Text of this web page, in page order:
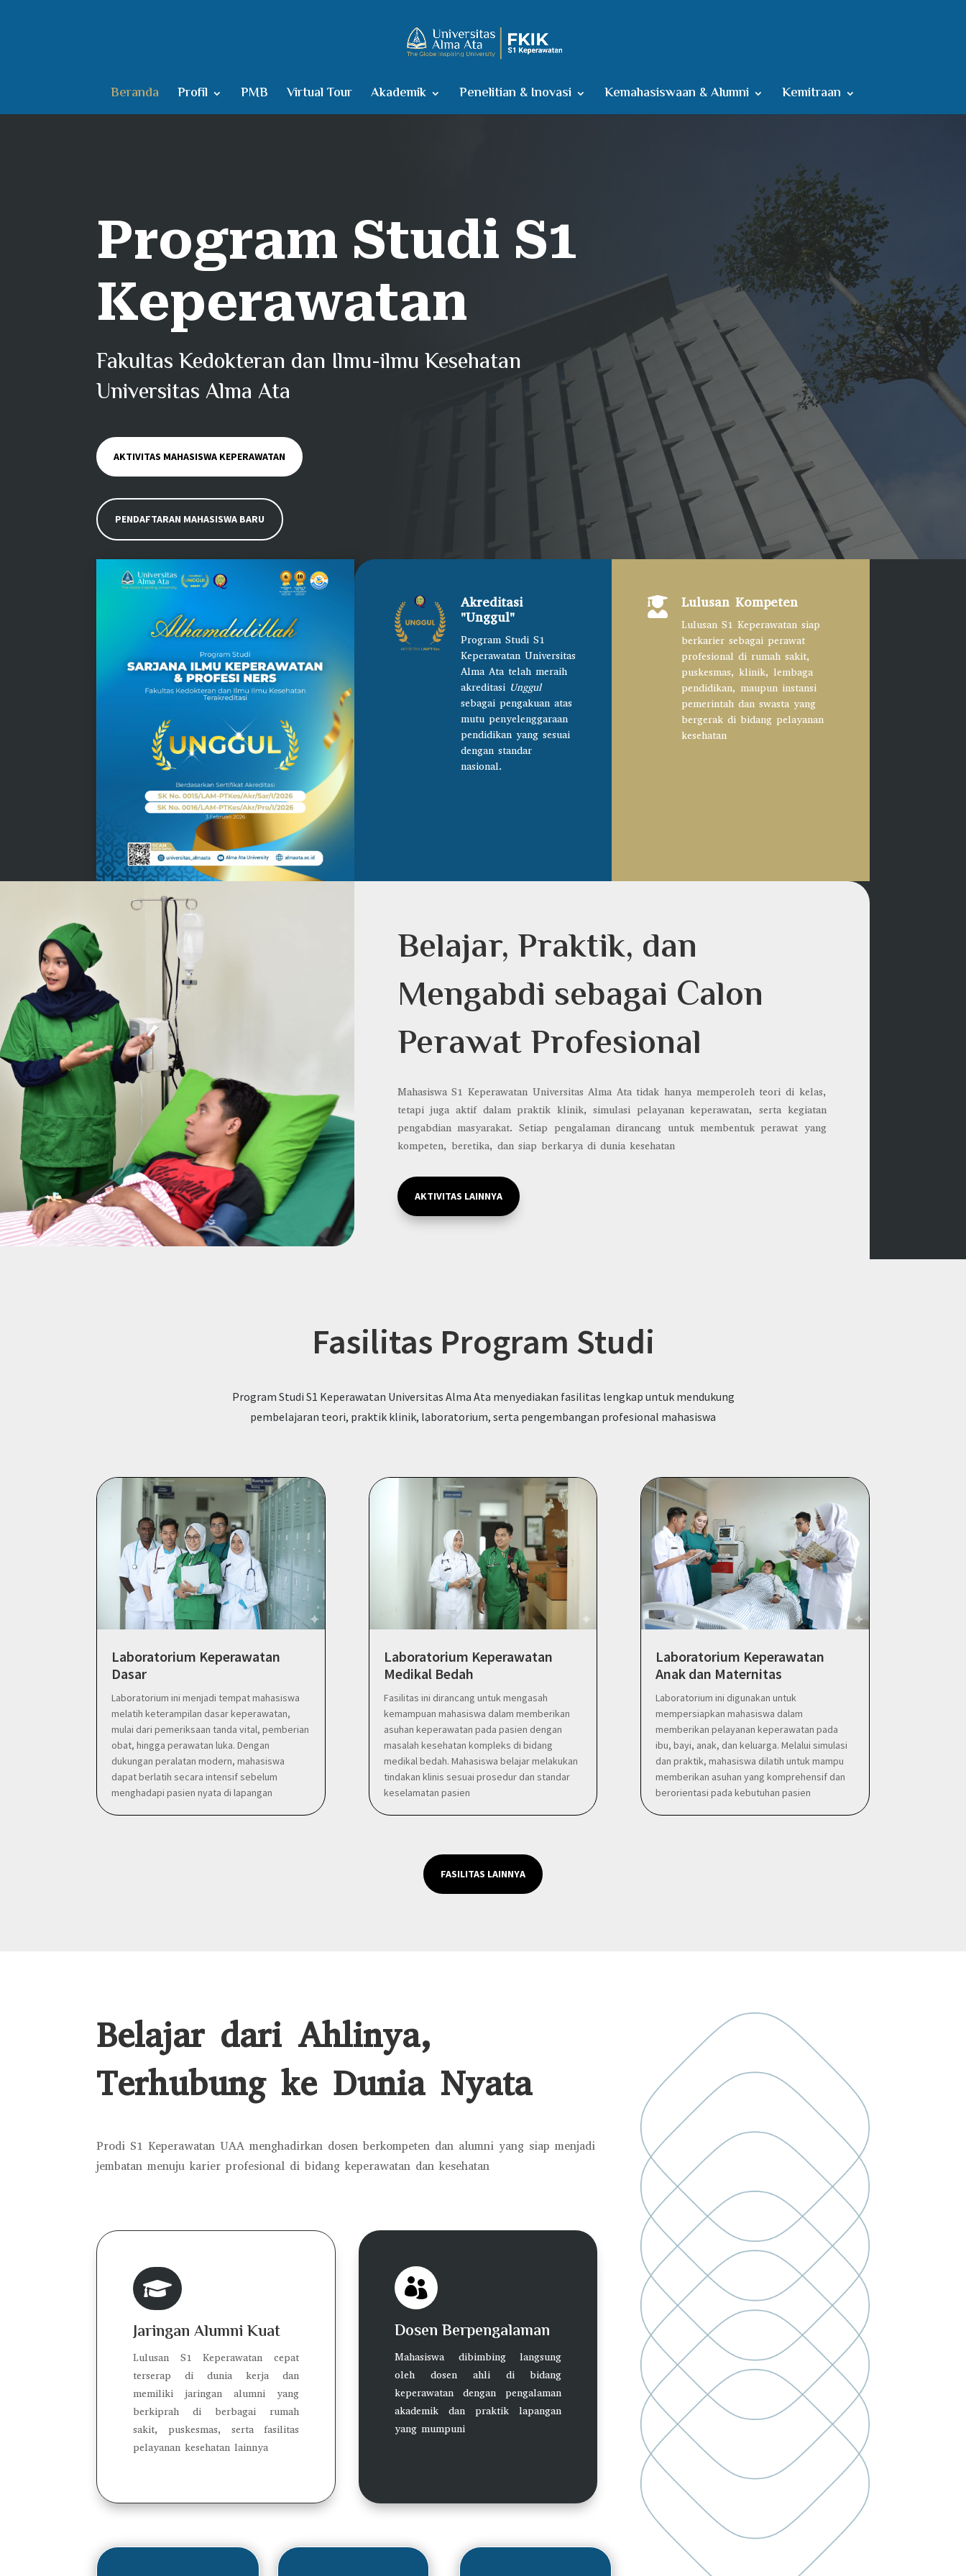
Beranda Profil PMB Virtual Tour Akademik Penelitian & Inovasi Kemahasiswaan & Alumni Kemitraan
Program Studi S1
Keperawatan
Fakultas Kedokteran dan Ilmu-ilmu Kesehatan
Universitas Alma Ata
AKTIVITAS MAHASISWA KEPERAWATAN
PENDAFTARAN MAHASISWA BARU
Akreditasi
"Unggul"
Program Studi S1
Keperawatan Universitas
Alma Ata telah meraih
akreditasi Unggul
sebagai pengakuan atas
mutu penyelenggaraan
pendidikan yang sesuai
dengan standar
nasional.
 Lulusan Kompeten
Lulusan S1 Keperawatan siap
berkarier sebagai perawat
profesional di rumah sakit,
puskesmas, klinik, lembaga
pendidikan, maupun instansi
pemerintah dan swasta yang
bergerak di bidang pelayanan
kesehatan
Belajar, Praktik, dan
Mengabdi sebagai Calon
Perawat Profesional
Mahasiswa S1 Keperawatan Universitas Alma Ata tidak hanya memperoleh teori di kelas,
tetapi juga aktif dalam praktik klinik, simulasi pelayanan keperawatan, serta kegiatan
pengabdian masyarakat. Setiap pengalaman dirancang untuk membentuk perawat yang
kompeten, beretika, dan siap berkarya di dunia kesehatan
AKTIVITAS LAINNYA
Fasilitas Program Studi
Program Studi S1 Keperawatan Universitas Alma Ata menyediakan fasilitas lengkap untuk mendukung
pembelajaran teori, praktik klinik, laboratorium, serta pengembangan profesional mahasiswa
Laboratorium Keperawatan
Dasar
Laboratorium ini menjadi tempat mahasiswa
melatih keterampilan dasar keperawatan,
mulai dari pemeriksaan tanda vital, pemberian
obat, hingga perawatan luka. Dengan
dukungan peralatan modern, mahasiswa
dapat berlatih secara intensif sebelum
menghadapi pasien nyata di lapangan
Laboratorium Keperawatan
Medikal Bedah
Fasilitas ini dirancang untuk mengasah
kemampuan mahasiswa dalam memberikan
asuhan keperawatan pada pasien dengan
masalah kesehatan kompleks di bidang
medikal bedah. Mahasiswa belajar melakukan
tindakan klinis sesuai prosedur dan standar
keselamatan pasien
Laboratorium Keperawatan
Anak dan Maternitas
Laboratorium ini digunakan untuk
mempersiapkan mahasiswa dalam
memberikan pelayanan keperawatan pada
ibu, bayi, anak, dan keluarga. Melalui simulasi
dan praktik, mahasiswa dilatih untuk mampu
memberikan asuhan yang komprehensif dan
berorientasi pada kebutuhan pasien
FASILITAS LAINNYA
Belajar dari Ahlinya,
Terhubung ke Dunia Nyata
Prodi S1 Keperawatan UAA menghadirkan dosen berkompeten dan alumni yang siap menjadi
jembatan menuju karier profesional di bidang keperawatan dan kesehatan

Jaringan Alumni Kuat
Lulusan S1 Keperawatan cepat
terserap di dunia kerja dan
memiliki jaringan alumni yang
berkiprah di berbagai rumah
sakit, puskesmas, serta fasilitas
pelayanan kesehatan lainnya

Dosen Berpengalaman
Mahasiswa dibimbing langsung
oleh dosen ahli di bidang
keperawatan dengan pengalaman
akademik dan praktik lapangan
yang mumpuni